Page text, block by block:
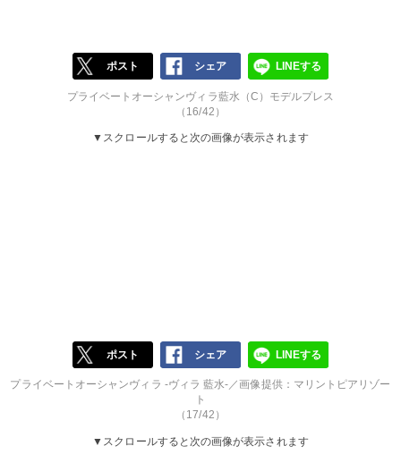
ポスト シェア LINEする
プライベートオーシャンヴィラ藍水（C）モデルプレス
（16/42）
▼スクロールすると次の画像が表示されます
ポスト シェア LINEする
プライベートオーシャンヴィラ -ヴィラ 藍水-／画像提供：マリントピアリゾー
ト
（17/42）
▼スクロールすると次の画像が表示されます